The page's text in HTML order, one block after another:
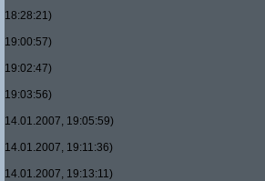
18:28:21)
19:00:57)
19:02:47)
19:03:56)
14.01.2007, 19:05:59)
14.01.2007, 19:11:36)
14.01.2007, 19:13:11)